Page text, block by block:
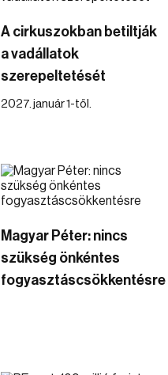
A cirkuszokban betiltják
a vadállatok
szerepeltetését
2027. január 1-től.
Magyar Péter: nincs
szükség önkéntes
fogyasztáscsökkentésre